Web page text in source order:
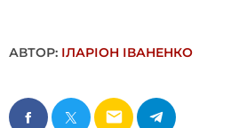
АВТОР: ІЛАРІОН ІВАНЕНКО
email